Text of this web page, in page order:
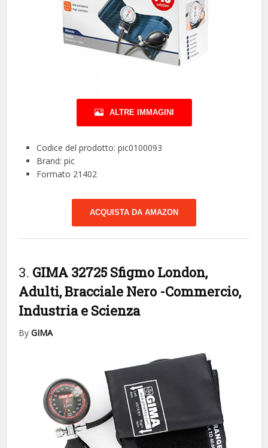
ALTRE IMMAGINI
Codice del prodotto: pic0100093
Brand: pic
Formato 21402
ACQUISTA DA AMAZON
3. GIMA 32725 Sfigmo London,
Adulti, Bracciale Nero -Commercio,
Industria e Scienza
ByGIMA